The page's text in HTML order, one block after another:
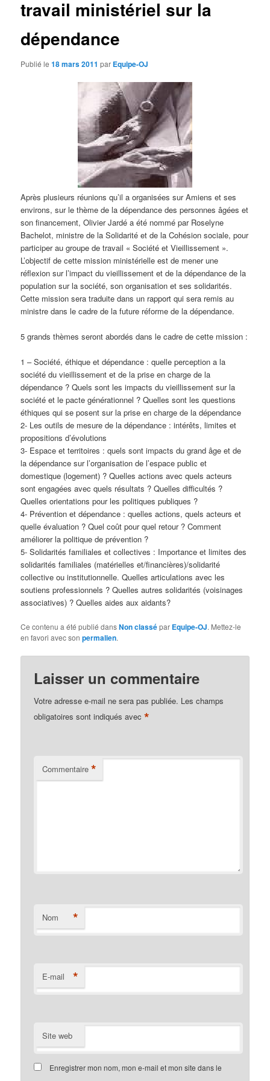
i
e
s
travail ministériel sur la
dépendance
Publié le18 mars 2011 par Equipe-OJ
Après plusieurs réunions qu’il a organisées sur Amiens et ses
environs, sur le thème de la dépendance des personnes âgées et
son financement, Olivier Jardé a été nommé par Roselyne
Bachelot, ministre de la Solidarité et de la Cohésion sociale, pour
participer au groupe de travail « Société et Vieillissement ».
L’objectif de cette mission ministérielle est de mener une
réflexion sur l’impact du vieillissement et de la dépendance de la
population sur la société, son organisation et ses solidarités.
Cette mission sera traduite dans un rapport qui sera remis au
ministre dans le cadre de la future réforme de la dépendance.
5 grands thèmes seront abordés dans le cadre de cette mission :
1 – Société, éthique et dépendance : quelle perception a la
société du vieillissement et de la prise en charge de la
dépendance ? Quels sont les impacts du vieillissement sur la
société et le pacte générationnel ? Quelles sont les questions
éthiques qui se posent sur la prise en charge de la dépendance
2- Les outils de mesure de la dépendance : intérêts, limites et
propositions d’évolutions
3- Espace et territoires : quels sont impacts du grand âge et de
la dépendance sur l’organisation de l’espace public et
domestique (logement) ? Quelles actions avec quels acteurs
sont engagées avec quels résultats ? Quelles difficultés ?
Quelles orientations pour les politiques publiques ?
4- Prévention et dépendance : quelles actions, quels acteurs et
quelle évaluation ? Quel coût pour quel retour ? Comment
améliorer la politique de prévention ?
5- Solidarités familiales et collectives : Importance et limites des
solidarités familiales (matérielles et/financières)/solidarité
collective ou institutionnelle. Quelles articulations avec les
soutiens professionnels ? Quelles autres solidarités (voisinages
associatives) ? Quelles aides aux aidants?
Ce contenu a été publié dansNon classépar Equipe-OJ. Mettez-le
en favori avec sonpermalien.
Laisser un commentaire
Votre adresse e-mail ne sera pas publiée. Les champs
obligatoires sont indiqués avec*
Commentaire *
Nom *
E-mail *
Site web
Enregistrer mon nom, mon e-mail et mon site dans le